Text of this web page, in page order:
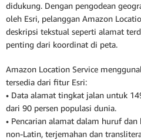
didukung. Dengan pengodean
oleh Esri, pelanggan Amazon
deskripsi tekstual seperti alamat
penting dari koordinat di peta.
Amazon Location Service
tersedia dari fitur Esri:
• Data alamat tingkat jalan untuk
dari 90 persen populasi dunia.
• Pencarian alamat dalam huruf
non-Latin, terjemahan dan